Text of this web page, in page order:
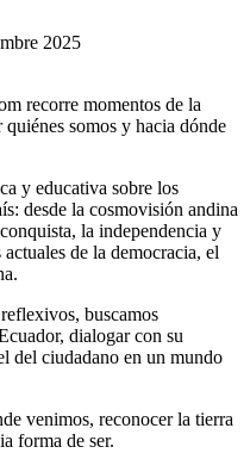
2025
recorre momentos de la
somos y hacia dónde
y educativa sobre los
desde la cosmovisión andina
la independencia y
de la democracia, el
buscamos
dialogar con su
del ciudadano en un mundo
venimos, reconocer la tierra
forma de ser.